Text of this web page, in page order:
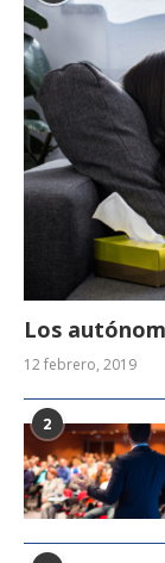
Los
12 febrero, 2019
2